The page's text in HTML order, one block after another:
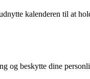
kalenderen til at
og beskytte dine